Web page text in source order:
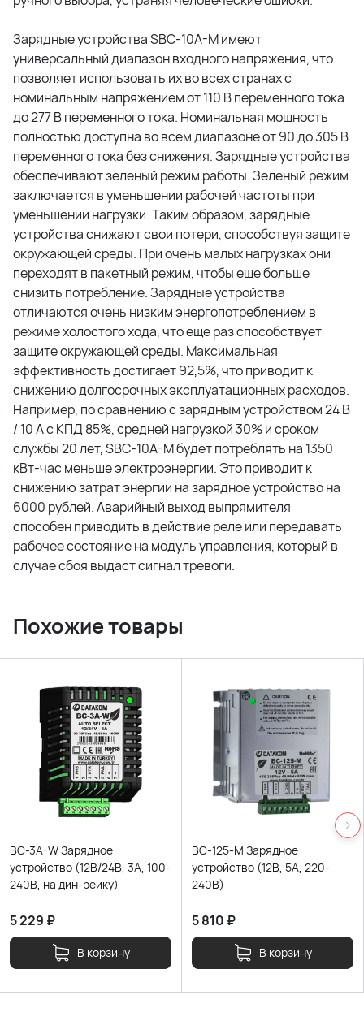
Зарядные устройства SBC-10A-M имеют
универсальный диапазон входного напряжения, что
позволяет использовать их во всех странах с
номинальным напряжением от 110 В переменного тока
до 277 В переменного тока. Номинальная мощность
полностью доступна во всем диапазоне от 90 до 305 В
переменного тока без снижения. Зарядные устройства
обеспечивают зеленый режим работы. Зеленый режим
заключается в уменьшении рабочей частоты при
уменьшении нагрузки. Таким образом, зарядные
устройства снижают свои потери, способствуя защите
окружающей среды. При очень малых нагрузках они
переходят в пакетный режим, чтобы еще больше
снизить потребление. Зарядные устройства
отличаются очень низким энергопотреблением в
режиме холостого хода, что еще раз способствует
защите окружающей среды. Максимальная
эффективность достигает 92,5%, что приводит к
снижению долгосрочных эксплуатационных расходов.
Например, по сравнению с зарядным устройством 24 В
/ 10 А с КПД 85%, средней нагрузкой 30% и сроком
службы 20 лет, SBC-10A-M будет потреблять на 1350
кВт-час меньше электроэнергии. Это приводит к
снижению затрат энергии на зарядное устройство на
6000 рублей. Аварийный выход выпрямителя
способен приводить в действие реле или передавать
рабочее состояние на модуль управления, который в
случае сбоя выдаст сигнал тревоги.
Похожие товары
BC-3A-W Зарядное
устройство (12В/24В, 3А, 100-
240В, на дин-рейку)
5 229 ₽
В корзину
BC-125-M Зарядное
устройство (12В, 5А, 220-
240В)
5 810 ₽
В корзину